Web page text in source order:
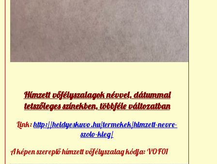
Hímzett vőfélyszalagok névvel, dátummal
tetszőleges színekben, többféle változatban
Link:http://heidyeskuvo.hu/termekek/himzett-nevre-
szolo-kieg/
A képen szereplő hímzett vőfélyszalag kódja: VOF01